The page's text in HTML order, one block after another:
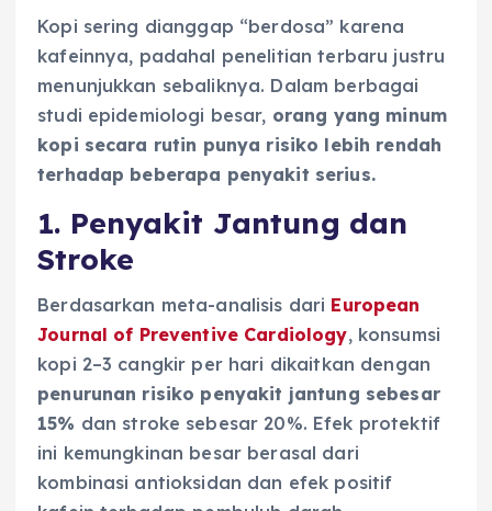
Kopi sering dianggap “berdosa” karena
kafeinnya, padahal penelitian terbaru justru
menunjukkan sebaliknya. Dalam berbagai
studi epidemiologi besar, orang yang minum
kopi secara rutin punya risiko lebih rendah
terhadap beberapa penyakit serius.
1. Penyakit Jantung dan
Stroke
Berdasarkan meta-analisis dari European
Journal of Preventive Cardiology, konsumsi
kopi 2–3 cangkir per hari dikaitkan dengan
penurunan risiko penyakit jantung sebesar
15% dan stroke sebesar 20%. Efek protektif
ini kemungkinan besar berasal dari
kombinasi antioksidan dan efek positif